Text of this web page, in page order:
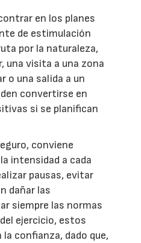
en los planes
de estimulación
por la naturaleza,
una visita a una zona
o una salida a un
convertirse en
si se planifican
conviene
intensidad a cada
pausas, evitar
dañar las
siempre las normas
ejercicio, estos
confianza, dado que,